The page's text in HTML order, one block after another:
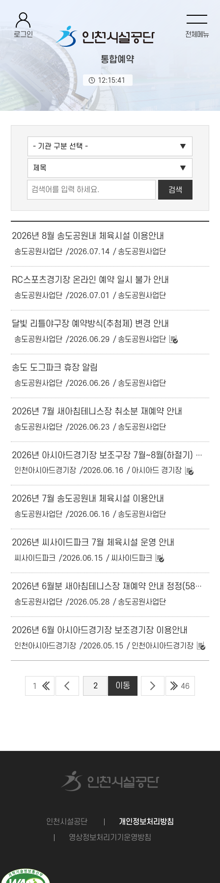
통합예약
12:15:41
전체메뉴
로그인
2026년 8월 송도공원내 체육시설 이용안내
송도공원사업단 2026.07.14 송도공원사업단
RC스포츠경기장 온라인 예약 일시 불가 안내
송도공원사업단 2026.07.01 송도공원사업단
달빛 리틀야구장 예약방식(추첨제) 변경 안내
송도공원사업단 2026.06.29 송도공원사업단
송도 도그파크 휴장 알림
송도공원사업단 2026.06.26 송도공원사업단
2026년 7월 새아침테니스장 취소분 재예약 안내
송도공원사업단 2026.06.23 송도공원사업단
2026년 아시아드경기장 보조구장 7월~8월(하절기) 운영계획
인천아시아드경기장
2026.06.16 아시아드 경기장
2026년 7월 송도공원내 체육시설 이용안내
송도공원사업단 2026.06.16 송도공원사업단
2026년 씨사이드파크 7월 체육시설 운영 안내
씨사이드파크 2026.06.15 씨사이드파크
2026년 6월분 새아침테니스장 재예약 안내 정정(58간->51건)
송도공원사업단
2026.05.28 송도공원사업단
2026년 6월 아시아드경기장 보조경기장 이용안내
인천아시아드경기장 2026.05.15 인천아시아드경기장
1 46
인천시설공단
개인정보처리방침
영상정보처리기기운영방침